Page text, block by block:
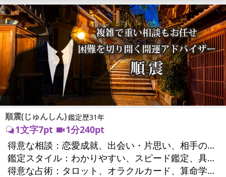
順震(じゅんしん)鑑定歴31年
1文字7pt
1分240pt
得意な相談：
恋愛成就、出会い・片思い、相手の気持ち、相性、縁結び、結婚、男心・女心、二人の今後、複雑な恋愛、三角関係、浮気、不倫、離婚、家庭問題、夫婦問題、相続関係、方位、開運指導、金運
鑑定スタイル：
わかりやすい、スピード鑑定、具体的、的確、納得感、とても話しやすい、勇気をくれる、実力派
得意な占術：
タロット、オラクルカード、算命学、風水、姓名判断、九星気学、四柱推命、占星術、数秘術、易学、手相、人相(顔相)、縁結び